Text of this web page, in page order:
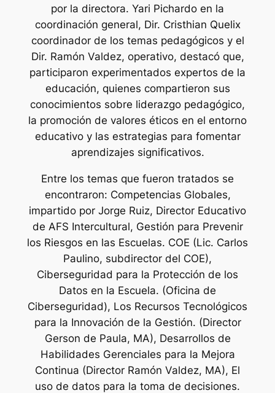
por la directora. Yari Pichardo en la
coordinación general, Dir. Cristhian Quelix
coordinador de los temas pedagógicos y el
Dir. Ramón Valdez, operativo, destacó que,
participaron experimentados expertos de la
educación, quienes compartieron sus
conocimientos sobre liderazgo pedagógico,
la promoción de valores éticos en el entorno
educativo y las estrategias para fomentar
aprendizajes significativos.
Entre los temas que fueron tratados se
encontraron: Competencias Globales,
impartido por Jorge Ruiz, Director Educativo
de AFS Intercultural, Gestión para Prevenir
los Riesgos en las Escuelas. COE (Lic. Carlos
Paulino, subdirector del COE),
Ciberseguridad para la Protección de los
Datos en la Escuela. (Oficina de
Ciberseguridad), Los Recursos Tecnológicos
para la Innovación de la Gestión. (Director
Gerson de Paula, MA), Desarrollos de
Habilidades Gerenciales para la Mejora
Continua (Director Ramón Valdez, MA), El
uso de datos para la toma de decisiones.